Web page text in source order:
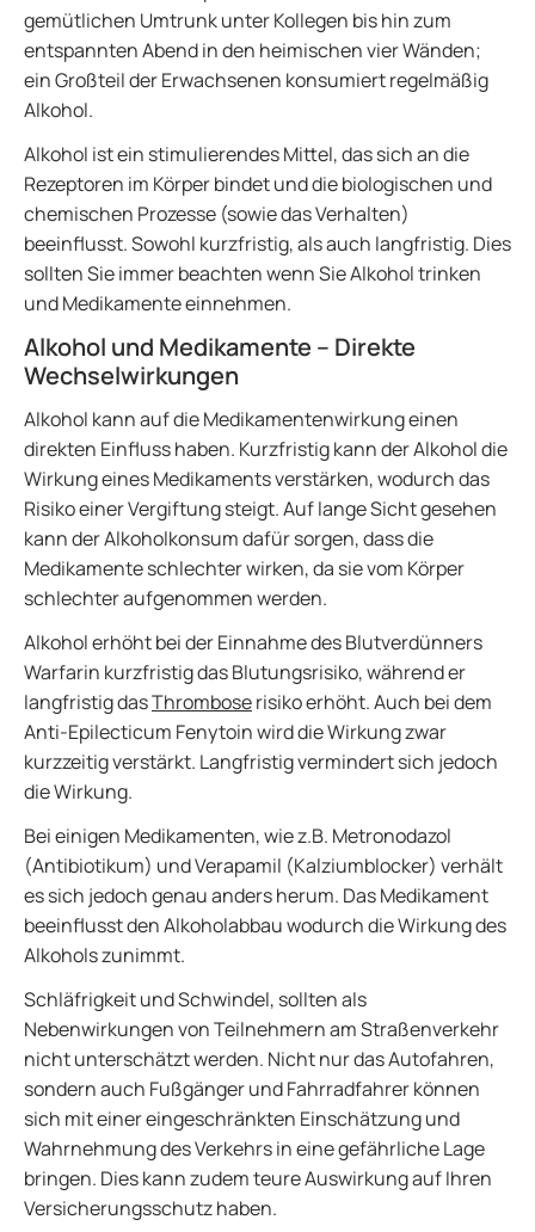
gemütlichen Umtrunk unter Kollegen bis hin zum
entspannten Abend in den heimischen vier Wänden;
ein Großteil der Erwachsenen konsumiert regelmäßig
Alkohol.
Alkohol ist ein stimulierendes Mittel, das sich an die
Rezeptoren im Körper bindet und die biologischen und
chemischen Prozesse (sowie das Verhalten)
beeinflusst. Sowohl kurzfristig, als auch langfristig. Dies
sollten Sie immer beachten wenn Sie Alkohol trinken
und Medikamente einnehmen.
Alkohol und Medikamente – Direkte
Wechselwirkungen
Alkohol kann auf die Medikamentenwirkung einen
direkten Einfluss haben. Kurzfristig kann der Alkohol die
Wirkung eines Medikaments verstärken, wodurch das
Risiko einer Vergiftung steigt. Auf lange Sicht gesehen
kann der Alkoholkonsum dafür sorgen, dass die
Medikamente schlechter wirken, da sie vom Körper
schlechter aufgenommen werden.
Alkohol erhöht bei der Einnahme des Blutverdünners
Warfarin kurzfristig das Blutungsrisiko, während er
langfristig dasThromboserisiko erhöht. Auch bei dem
Anti-Epilecticum Fenytoin wird die Wirkung zwar
kurzzeitig verstärkt. Langfristig vermindert sich jedoch
die Wirkung.
Bei einigen Medikamenten, wie z.B. Metronodazol
(Antibiotikum) und Verapamil (Kalziumblocker) verhält
es sich jedoch genau anders herum. Das Medikament
beeinflusst den Alkoholabbau wodurch die Wirkung des
Alkohols zunimmt.
Schläfrigkeit und Schwindel, sollten als
Nebenwirkungen von Teilnehmern am Straßenverkehr
nicht unterschätzt werden. Nicht nur das Autofahren,
sondern auch Fußgänger und Fahrradfahrer können
sich mit einer eingeschränkten Einschätzung und
Wahrnehmung des Verkehrs in eine gefährliche Lage
bringen. Dies kann zudem teure Auswirkung auf Ihren
Versicherungsschutz haben.